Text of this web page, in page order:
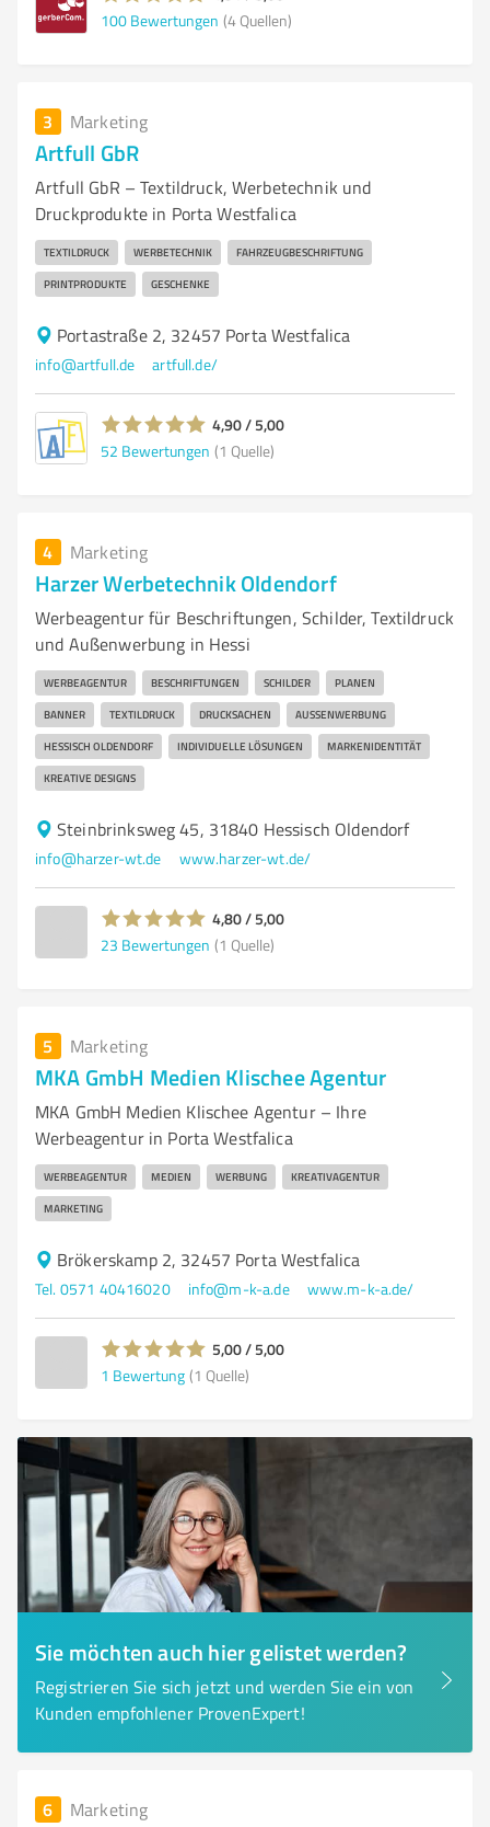
100 Bewertungen (4 Quellen)
3 Marketing
Artfull GbR
Artfull GbR – Textildruck, Werbetechnik und
Druckprodukte in Porta Westfalica
TEXTILDRUCK WERBETECHNIK FAHRZEUGBESCHRIFTUNG
PRINTPRODUKTE GESCHENKE
Portastraße 2, 32457 Porta Westfalica
info@artfull.de artfull.de/
4,90 / 5,00
52 Bewertungen (1 Quelle)
4 Marketing
Harzer Werbetechnik Oldendorf
Werbeagentur für Beschriftungen, Schilder, Textildruck
und Außenwerbung in Hessi
WERBEAGENTUR BESCHRIFTUNGEN SCHILDER PLANEN
BANNER TEXTILDRUCK DRUCKSACHEN AUSSENWERBUNG
HESSISCH OLDENDORF INDIVIDUELLE LÖSUNGEN MARKENIDENTITÄT
KREATIVE DESIGNS
Steinbrinksweg 45, 31840 Hessisch Oldendorf
info@harzer-wt.de www.harzer-wt.de/
4,80 / 5,00
23 Bewertungen (1 Quelle)
5 Marketing
MKA GmbH Medien Klischee Agentur
MKA GmbH Medien Klischee Agentur – Ihre
Werbeagentur in Porta Westfalica
WERBEAGENTUR MEDIEN WERBUNG KREATIVAGENTUR
MARKETING
Brökerskamp 2, 32457 Porta Westfalica
Tel. 0571 40416020 info@m-k-a.de www.m-k-a.de/
5,00 / 5,00
1 Bewertung (1 Quelle)
Sie möchten auch hier gelistet werden?
Registrieren Sie sich jetzt und werden Sie ein von
Kunden empfohlener ProvenExpert!
6 Marketing